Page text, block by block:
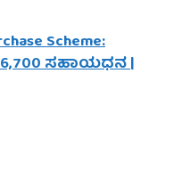
Scheme:
ಸಹಾಯಧನ |